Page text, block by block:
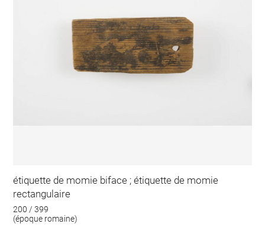
étiquette de momie biface ; étiquette de momie
rectangulaire
200 / 399
(époque romaine)